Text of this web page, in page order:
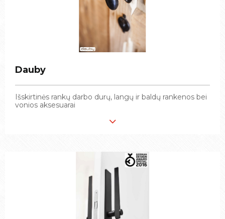
Dauby
Išskirtinės rankų darbo durų, langų ir baldų rankenos bei
vonios aksesuarai
Dauby
Išskirtinės rankų darbo durų, langų ir baldų rankenos bei
vonios aksesuarai